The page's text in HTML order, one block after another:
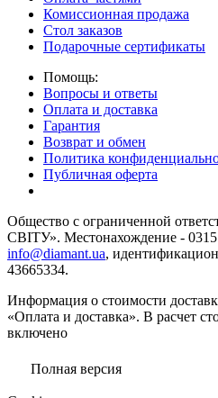
Комиссионная продажа
Стол заказов
Подарочные сертификаты
Помощь:
Вопросы и ответы
Оплата и доставка
Гарантия
Возврат и обмен
Политика
Публичная оферта
Общество с ограниченной
СВІТУ». Местонахождение -
info@diamant.ua,
43665334.
Информация о стоимости
«Оплата и доставка». В расчет
включено
Полная версия